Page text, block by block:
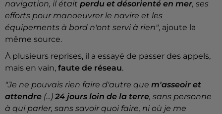
navigation, il était perdu et désorienté en mer, ses
efforts pour manoeuvrer le navire et les
équipements à bord n'ont servi à rien", ajoute la
même source.
À plusieurs reprises, il a essayé de passer des appels,
mais en vain, faute de réseau.
"Je ne pouvais rien faire d'autre que m'asseoir et
attendre (...) 24 jours loin de la terre, sans personne
à qui parler, sans savoir quoi faire, ni où je me